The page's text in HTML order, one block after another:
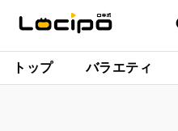
トップ バラエティ